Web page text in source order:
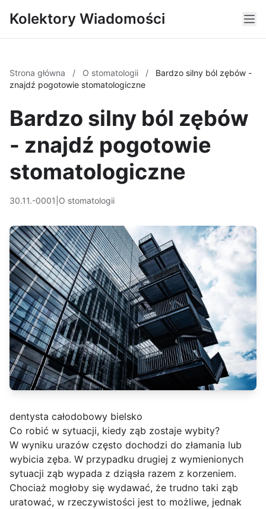
Kolektory Wiadomości
Strona główna / O stomatologii /
Bardzo silny ból zębów -
znajdź pogotowie stomatologiczne
Bardzo silny ból zębów
- znajdź pogotowie
stomatologiczne
30.11.-0001 O stomatologii
dentysta całodobowy bielsko
Co robić w sytuacji, kiedy ząb zostaje wybity?
W wyniku urazów często dochodzi do złamania lub
wybicia zęba. W przypadku drugiej z wymienionych
sytuacji ząb wypada z dziąsła razem z korzeniem.
Chociaż mogłoby się wydawać, że trudno taki ząb
uratować, w rzeczywistości jest to możliwe, jednak